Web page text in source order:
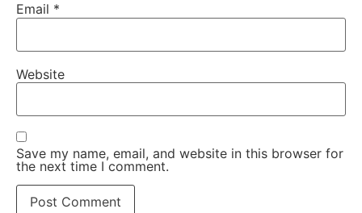
Email *
Website
Save my name, email, and website in this browser for
the next time I comment.